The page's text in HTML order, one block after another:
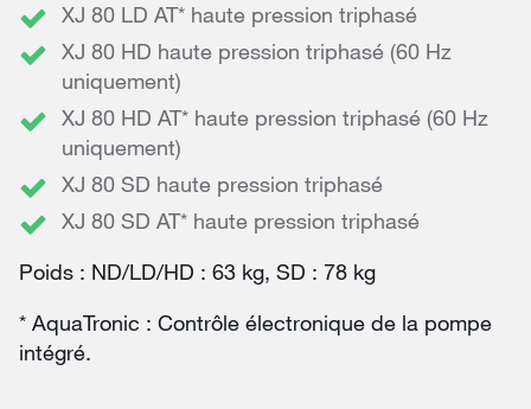
XJ 80 LD AT* haute pression triphasé
XJ 80 HD haute pression triphasé (60 Hz
uniquement)
XJ 80 HD AT* haute pression triphasé (60 Hz
uniquement)
XJ 80 SD haute pression triphasé
XJ 80 SD AT* haute pression triphasé
Poids : ND/LD/HD : 63 kg, SD : 78 kg
* AquaTronic : Contrôle électronique de la pompe
intégré.